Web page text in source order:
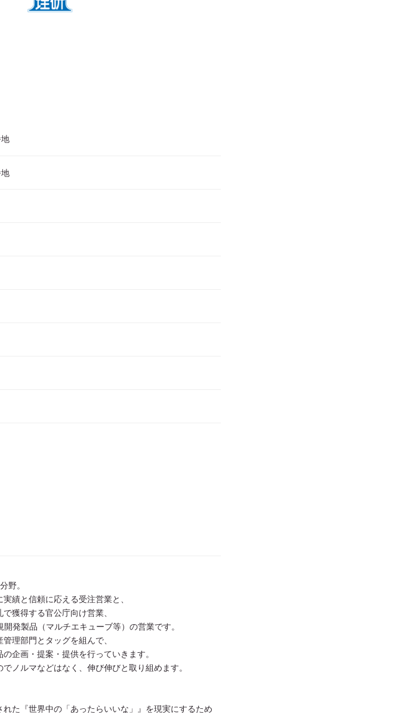
野。
績と信頼に応える受注営業と、
獲得する官公庁向け営業、
発製品（マルチエキューブ等）の営業です。
理部門とタッグを組んで、
企画・提案・提供を行っていきます。
ノルマなどはなく、伸び伸びと取り組めます。
た『世界中の「あったらいいな」』を現実にするため